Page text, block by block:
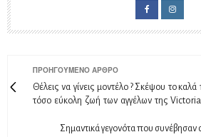
ΠΡΟΗΓΟΎΜΕΝΟ ΆΡΘΡΟ
Θέλεις να γίνεις μοντέλο ? Σκέψου το καλά
τόσο εύκολη ζωή των αγγέλων της
Σημαντικά γεγονότα που συνέβησαν